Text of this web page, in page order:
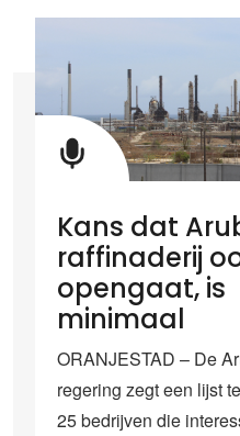
Kans dat
raffinaderij
opengaat, is
minimaal
ORANJESTAD – De
regering zegt een lijst
25 bedrijven die